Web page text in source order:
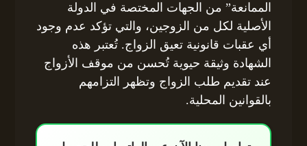
الممانعة” من الجهات المختصة في الدولة
الأصلية لكل من الزوجين، والتي تؤكد عدم وجود
أي عقبات قانونية تعيق الزواج. تُعتبر هذه
الشهادة وثيقة حيوية تُحسن من موقف الأزواج
عند تقديم طلب الزواج وتظهر التزامهم
بالقوانين المحلية.